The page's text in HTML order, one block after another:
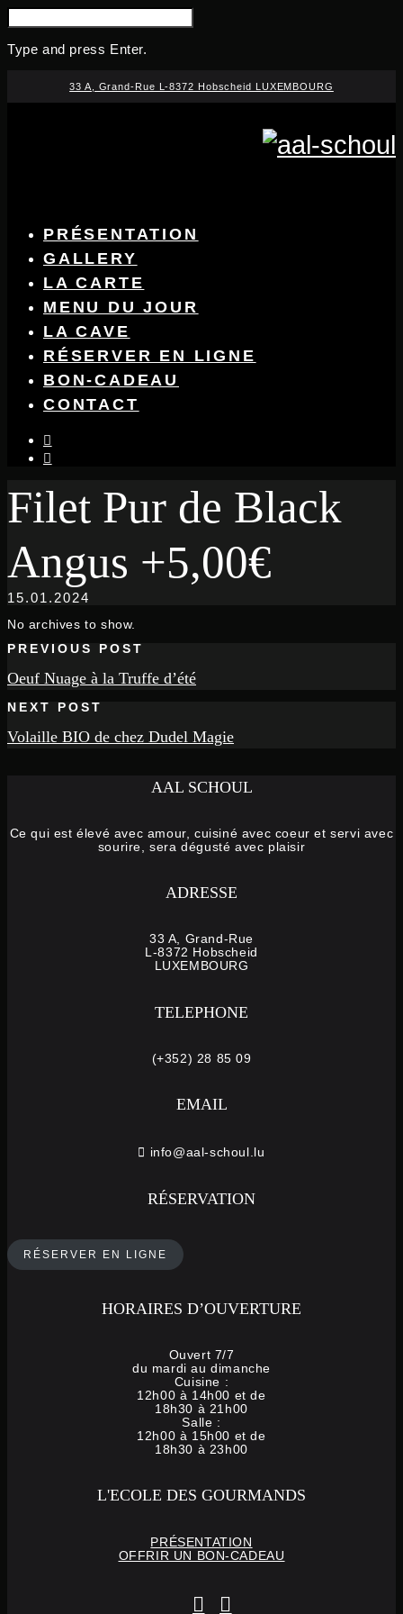
SEARCH
FOR:
Type and press Enter.
content
33 A, Grand-Rue L-8372 Hobscheid LUXEMBOURG
PRÉSENTATION
GALLERY
LA CARTE
MENU DU JOUR
LA CAVE
RÉSERVER EN LIGNE
BON-CADEAU
CONTACT
Filet Pur de Black
Angus +5,00€
15.01.2024
No archives to show.
PREVIOUS POST
Oeuf Nuage à la Truffe d’été
NEXT POST
Volaille BIO de chez Dudel Magie
AAL SCHOUL
Ce qui est élevé avec amour, cuisiné avec coeur et servi avec
sourire, sera dégusté avec plaisir
ADRESSE
33 A, Grand-Rue
L-8372 Hobscheid
LUXEMBOURG
TELEPHONE
(+352) 28 85 09
EMAIL
info@aal-schoul.lu
RÉSERVATION
RÉSERVER EN LIGNE
HORAIRES D’OUVERTURE
Ouvert 7/7
du mardi au dimanche
Cuisine :
12h00 à 14h00 et de
18h30 à 21h00
Salle :
12h00 à 15h00 et de
18h30 à 23h00
L'ECOLE DES GOURMANDS
PRÉSENTATION
OFFRIR UN BON-CADEAU
instagram